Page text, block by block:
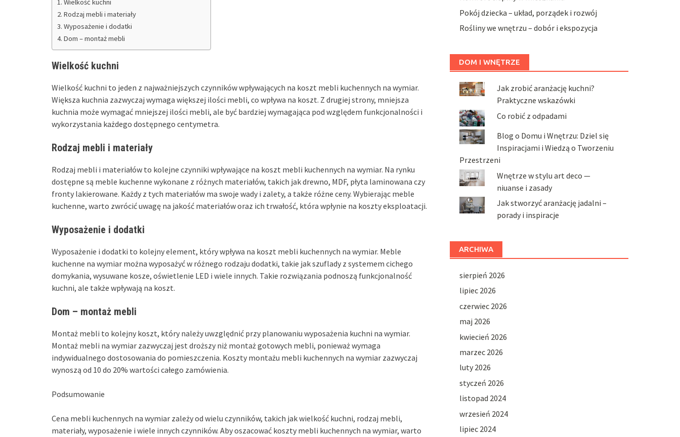
Wielkość kuchni
Rodzaj mebli i materiały
Wyposażenie i dodatki
Dom – montaż mebli
Wielkość kuchni
Wielkość kuchni to jeden z najważniejszych czynników wpływających na koszt mebli kuchennych na wymiar.
Większa kuchnia zazwyczaj wymaga większej ilości mebli, co wpływa na koszt. Z drugiej strony, mniejsza
kuchnia może wymagać mniejszej ilości mebli, ale być bardziej wymagająca pod względem funkcjonalności i
wykorzystania każdego dostępnego centymetra.
Rodzaj mebli i materiały
Rodzaj mebli i materiałów to kolejne czynniki wpływające na koszt mebli kuchennych na wymiar. Na rynku
dostępne są meble kuchenne wykonane z różnych materiałów, takich jak drewno, MDF, płyta laminowana czy
fronty lakierowane. Każdy z tych materiałów ma swoje wady i zalety, a także różne ceny. Wybierając meble
kuchenne, warto zwrócić uwagę na jakość materiałów oraz ich trwałość, która wpłynie na koszty eksploatacji.
Wyposażenie i dodatki
Wyposażenie i dodatki to kolejny element, który wpływa na koszt mebli kuchennych na wymiar. Meble
kuchenne na wymiar można wyposażyć w różnego rodzaju dodatki, takie jak szuflady z systemem cichego
domykania, wysuwane kosze, oświetlenie LED i wiele innych. Takie rozwiązania podnoszą funkcjonalność
kuchni, ale także wpływają na koszt.
Dom – montaż mebli
Montaż mebli to kolejny koszt, który należy uwzględnić przy planowaniu wyposażenia kuchni na wymiar.
Montaż mebli na wymiar zazwyczaj jest droższy niż montaż gotowych mebli, ponieważ wymaga
indywidualnego dostosowania do pomieszczenia. Koszty montażu mebli kuchennych na wymiar zazwyczaj
wynoszą od 10 do 20% wartości całego zamówienia.
Podsumowanie
Cena mebli kuchennych na wymiar zależy od wielu czynników, takich jak wielkość kuchni, rodzaj mebli,
materiały, wyposażenie i wiele innych czynników. Aby oszacować koszty mebli kuchennych na wymiar, warto
Pokój dziecka – układ, porządek i rozwój
Rośliny we wnętrzu – dobór i ekspozycja
DOM I WNĘTRZE
Jak zrobić aranżację kuchni?
Praktyczne wskazówki
Co robić z odpadami
Blog o Domu i Wnętrzu: Dziel się
Inspiracjami i Wiedzą o Tworzeniu
Przestrzeni
Wnętrze w stylu art deco —
niuanse i zasady
Jak stworzyć aranżację jadalni –
porady i inspiracje
ARCHIWA
sierpień 2026
lipiec 2026
czerwiec 2026
maj 2026
kwiecień 2026
marzec 2026
luty 2026
styczeń 2026
listopad 2024
wrzesień 2024
lipiec 2024